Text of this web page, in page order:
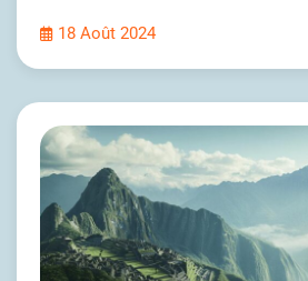
18 Août 2024